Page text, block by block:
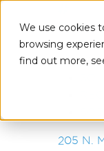
We use cookies
browsing
find out more,
IRON
205 N.